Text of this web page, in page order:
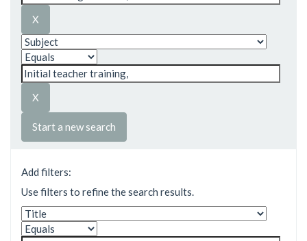
Start a new search
Add filters:
Use filters to refine the search results.